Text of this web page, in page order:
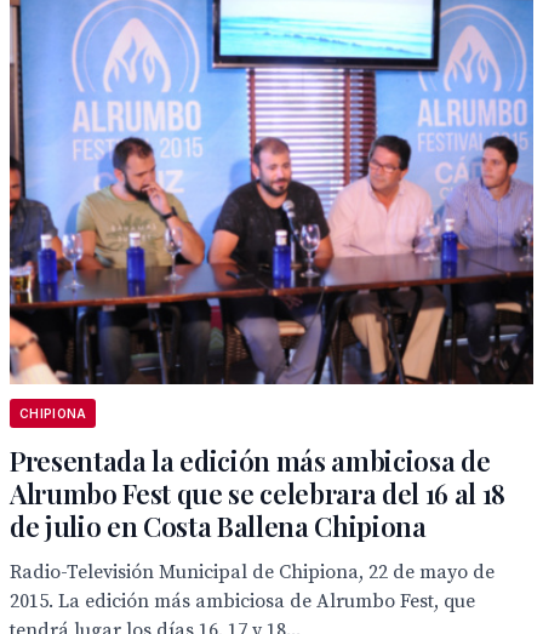
CHIPIONA
Presentada la edición más ambiciosa de
Alrumbo Fest que se celebrara del 16 al 18
de julio en Costa Ballena Chipiona
Radio-Televisión Municipal de Chipiona, 22 de mayo de
2015. La edición más ambiciosa de Alrumbo Fest, que